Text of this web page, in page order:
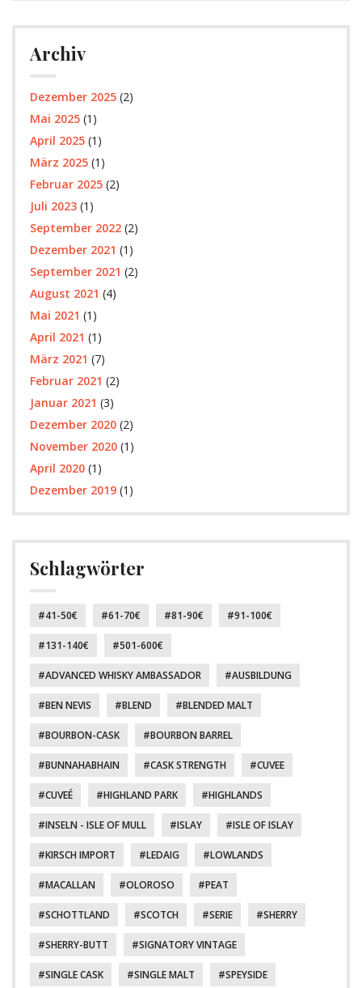
Archiv
Dezember 2025(2)
Mai 2025(1)
April 2025(1)
März 2025(1)
Februar 2025(2)
Juli 2023(1)
September 2022(2)
Dezember 2021 (1)
September 2021 (2)
August 2021 (4)
Mai 2021 (1)
April 2021 (1)
März 2021 (7)
Februar 2021 (2)
Januar 2021 (3)
Dezember 2020(2)
November 2020(1)
April 2020(1)
Dezember 2019(1)
Schlagwörter
41-50€ 61-70€ 81-90€ 91-100€
131-140€ 501-600€
ADVANCED WHISKY AMBASSADOR AUSBILDUNG
BEN NEVIS BLEND BLENDED MALT
BOURBON-CASK BOURBON BARREL
BUNNAHABHAIN CASK STRENGTH CUVEE
CUVEÉ HIGHLAND PARK HIGHLANDS
INSELN - ISLE OF MULL ISLAY ISLE OF ISLAY
KIRSCH IMPORT LEDAIG LOWLANDS
MACALLAN OLOROSO PEAT
SCHOTTLAND SCOTCH SERIE SHERRY
SHERRY-BUTT SIGNATORY VINTAGE
SINGLE CASK SINGLE MALT SPEYSIDE